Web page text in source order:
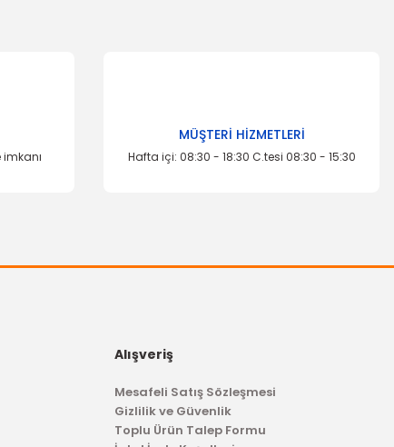
MÜŞTERİ HİZMETLERİ
Hafta içi: 08:30 - 18:30 C.tesi 08:30 - 15:30
Alışveriş
Mesafeli Satış Sözleşmesi
Gizlilik ve Güvenlik
Toplu Ürün Talep Formu